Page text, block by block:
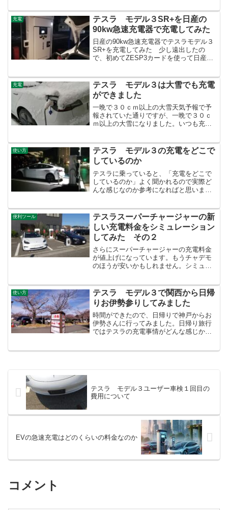
ｍ／kWhということになります。しか
し、オートキャンプとＰＡ...
充電
テスラ モデル３SR+を日産の
90kw急速充電器で充電してみた
日産の90kw急速充電器でテスラモデル３
SR+を充電してみた 少し遠出したの
で、初めてZESP3カードを使って日産で
です。モデル３はCHAdeMOアダプター
の制約で...
充電
テスラ モデル３は大雪でも充電
ができました
一晩で３０ｃｍ以上の大雪天気予報で予
報されていた通りですが、一晩で３０ｃ
ｍ以上の大雪になりました。いつも充電
な感じになります充電口のカバーがいい
具合に雪除けになっています...
使い方
テスラ モデル３の充電をどこで
しているのか
テスラに乗っていると、「充電をどこで
しているのか」よく聞かれるので実際ど
んな感じなのか参考になればと思いま
００ｖ１５Aテスラ スーパーチャージャ
ーこれらを使い分けて...
便利ツール
テスラスーパーチャージャーの新
しい充電料金をシミュレーション
してみた その２
さらにスーパーチャージャーの充電料金
が値上げになっています。もうチャデモ
のほうが安いかもしれません。シミュレ
#eaf4ff; padding: 10px...
使い方
テスラ モデル３で関西から日帰
りお伊勢参りしてみました
時間ができたので、日帰りで神戸からお
伊勢さんに行ってみました。日帰り旅行
ではテスラの充電事情がどんな感じか共
テスラ モデル３ユーザー車検１回目の
費用について
EVの急速充電はどのくらいの料金なのか
コメント